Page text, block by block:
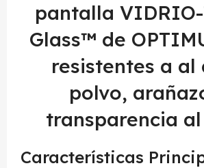
pantalla
Glass™ de
resistentes a al
polvo,
transparencia al
Características